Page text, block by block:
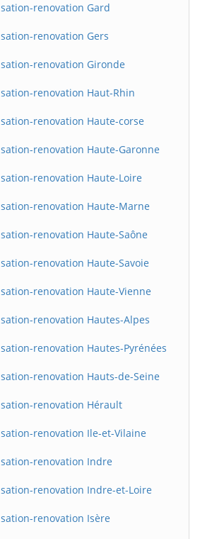
renovation Gard
renovation Gers
renovation Gironde
renovation Haut-Rhin
renovation Haute-corse
renovation Haute-Garonne
renovation Haute-Loire
renovation Haute-Marne
renovation Haute-Saône
renovation Haute-Savoie
renovation Haute-Vienne
renovation Hautes-Alpes
renovation Hautes-Pyrénées
renovation Hauts-de-Seine
renovation Hérault
renovation Ile-et-Vilaine
renovation Indre
renovation Indre-et-Loire
renovation Isère